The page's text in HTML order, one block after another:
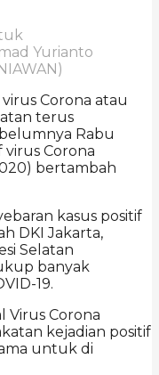
Yurianto
Corona atau
terus
Rabu
virus Corona
bertambah
kasus positif
DKI Jakarta,
Selatan
banyak
19.
Virus Corona
kejadian positif
untuk di